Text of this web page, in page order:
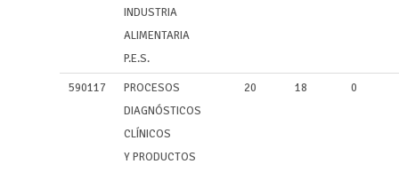
INDUSTRIA
ALIMENTARIA
P.E.S.
590117
PROCESOS
DIAGNÓSTICOS
CLÍNICOS
Y PRODUCTOS
20 18 0